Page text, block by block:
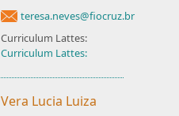
teresa.neves@fiocruz.br
Curriculum Lattes:
Curriculum Lattes:
Vera Lucia Luiza